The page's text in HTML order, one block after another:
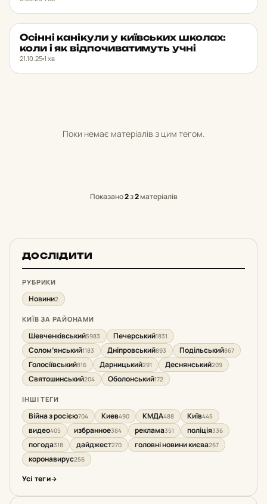
НОВИНИ ★ ОБРАНЕ
Осінні ка­ні­ку­ли у ки­їв­ських школах:
коли і як від­по­чи­ва­ти­муть учні
21.10.25 1 хв
Поки немає матеріалів з цим тегом.
Показано2з2матеріалів
ДОСЛІДИТИ
РУБРИКИ
Новини2
КИЇВ ЗА РАЙОНАМИ
Шевченківський5983 Печерський1831
Солом’янський1183 Дніпровський893 Подільський867
Голосіївський816 Дарницький291 Деснянський209
Святошинський204 Оболонський172
ІНШІ ТЕГИ
Війна з росією704 Киев490 КМДА488 Київ445
видео405 избранное384 реклама351 поліція336
погода318 дайджест270 головні новини києва267
коронавирус256
Усі теги